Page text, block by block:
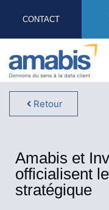
CONTACT
Retour
Amabis et
officialisent
stratégique